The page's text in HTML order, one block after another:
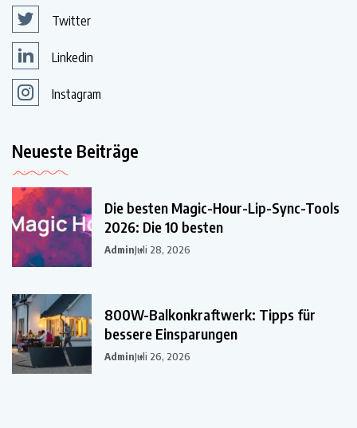
Twitter
Linkedin
Instagram
Neueste Beiträge
Die besten Magic-Hour-Lip-Sync-Tools
2026: Die 10 besten
AdminJuli 28, 2026
800W-Balkonkraftwerk: Tipps für
bessere Einsparungen
AdminJuli 26, 2026